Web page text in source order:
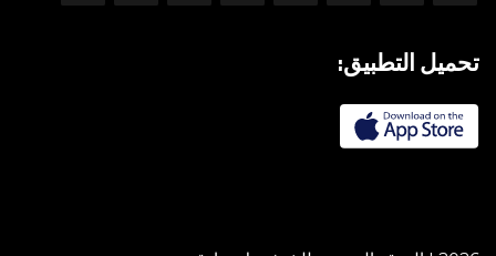
تحميل التطبيق: